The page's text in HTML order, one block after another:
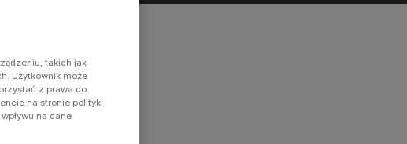
takich jak
Użytkownik może
z prawa do
na stronie polityki
na dane